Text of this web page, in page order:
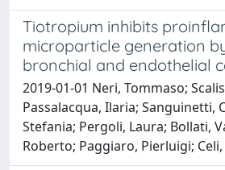
Tiotropium inhibits
microparticle generation
bronchial and endothelial
2019-01-01 Neri, Tommaso;
Passalacqua, Ilaria; Sanguinetti,
Stefania; Pergoli, Laura; Bollati,
Roberto; Paggiaro, Pierluigi;